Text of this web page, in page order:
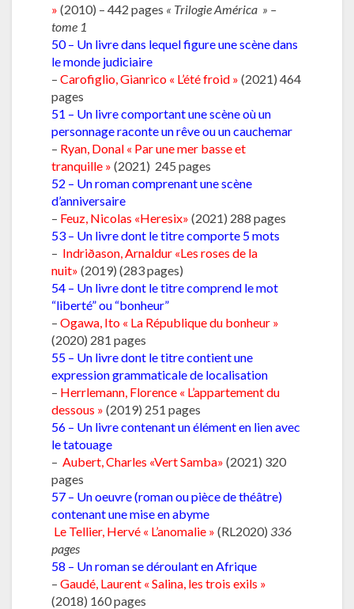
» (2010) – 442 pages « Trilogie América » –
tome 1
50 – Un livre dans lequel figure une scène dans
le monde judiciaire
– Carofiglio, Gianrico « L’été froid » (2021) 464
pages
51 – Un livre comportant une scène où un
personnage raconte un rêve ou un cauchemar
– Ryan, Donal « Par une mer basse et
tranquille » (2021) 245 pages
52 – Un roman comprenant une scène
d’anniversaire
– Feuz, Nicolas «Heresix» (2021) 288 pages
53 – Un livre dont le titre comporte 5 mots
– Indriðason, Arnaldur «Les roses de la
nuit» (2019) (283 pages)
54 – Un livre dont le titre comprend le mot
“liberté” ou “bonheur”
– Ogawa, Ito « La République du bonheur »
(2020) 281 pages
55 – Un livre dont le titre contient une
expression grammaticale de localisation
– Herrlemann, Florence « L’appartement du
dessous » (2019) 251 pages
56 – Un livre contenant un élément en lien avec
le tatouage
– Aubert, Charles «Vert Samba» (2021) 320
pages
57 – Un oeuvre (roman ou pièce de théâtre)
contenant une mise en abyme
Le Tellier, Hervé « L’anomalie » (RL2020) 336
pages
58 – Un roman se déroulant en Afrique
– Gaudé, Laurent « Salina, les trois exils »
(2018) 160 pages